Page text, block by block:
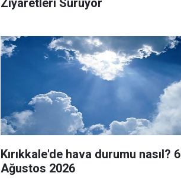
Ziyaretleri Sürüyor
Kırıkkale'de hava durumu nasıl? 6
Ağustos 2026